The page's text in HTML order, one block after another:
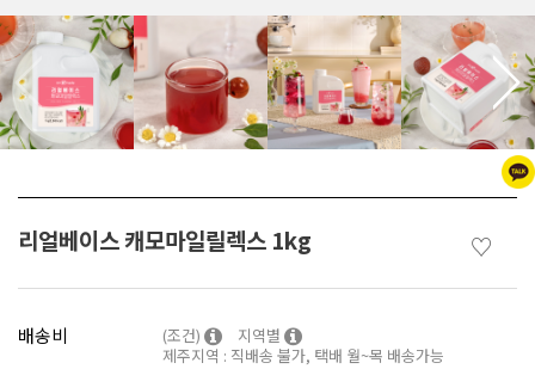
리얼베이스 캐모마일릴렉스 1kg ♡
배송비 (조건)
지역별
제주지역 : 직배송 불가, 택배 월~목 배송가능